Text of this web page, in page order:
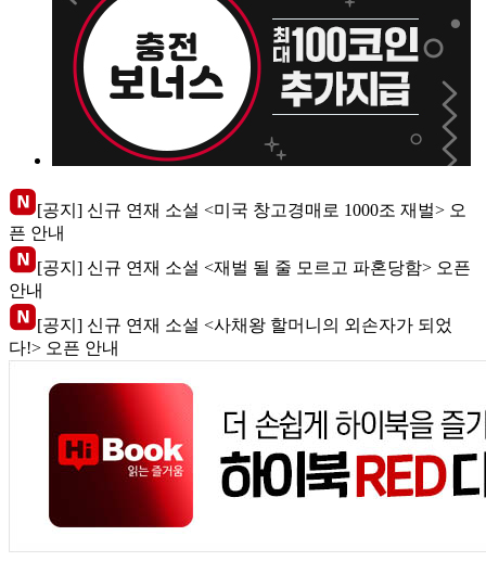
[공지] 신규 연재 소설 <미국 창고경매로 1000조 재벌> 오
픈 안내
[공지] 신규 연재 소설 <재벌 될 줄 모르고 파혼당함> 오픈
안내
[공지] 신규 연재 소설 <사채왕 할머니의 외손자가 되었
다!> 오픈 안내